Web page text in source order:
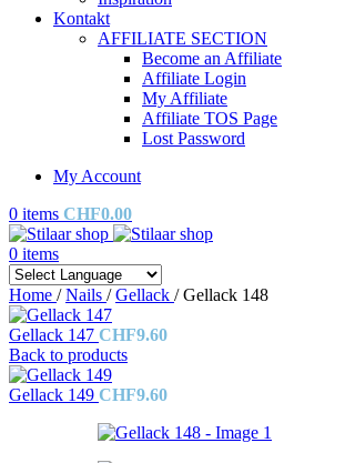
Kontakt
AFFILIATE SECTION
Become an Affiliate
Affiliate Login
My Affiliate
Affiliate TOS Page
Lost Password
My Account
0 items CHF0.00
0 items
Home / Nails / Gellack / Gellack 148
Gellack 147 CHF9.60
Back to products
Gellack 149 CHF9.60